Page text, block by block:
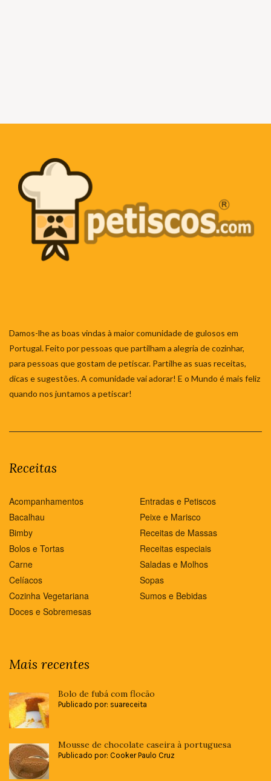
Damos-lhe as boas vindas à maior comunidade de gulosos em
Portugal. Feito por pessoas que partilham a alegria de cozinhar,
para pessoas que gostam de petiscar. Partilhe as suas receitas,
dicas e sugestões. A comunidade vai adorar! E o Mundo é mais feliz
quando nos juntamos a petiscar!
Receitas
Acompanhamentos
Bacalhau
Bimby
Bolos e Tortas
Carne
Celíacos
Cozinha Vegetariana
Doces e Sobremesas
Entradas e Petiscos
Peixe e Marisco
Receitas de Massas
Receitas especiais
Saladas e Molhos
Sopas
Sumos e Bebidas
Mais recentes
Bolo de fubá com flocão
Publicado por: suareceita
Mousse de chocolate caseira à portuguesa
Publicado por: Cooker Paulo Cruz